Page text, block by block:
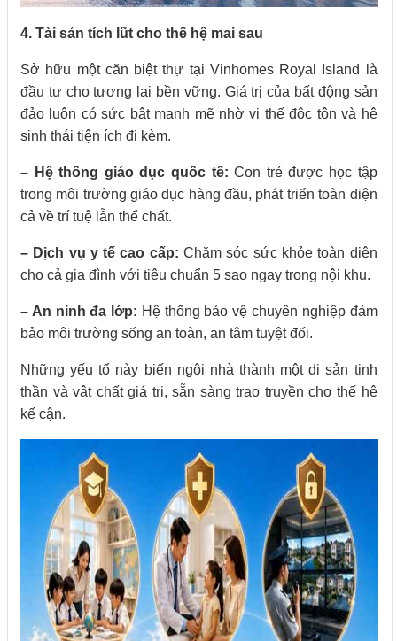
4. Tài sản tích lũt cho thế hệ mai sau
Sở hữu một căn biệt thự tại Vinhomes Royal Island là
đầu tư cho tương lai bền vững. Giá trị của bất động sản
đảo luôn có sức bật mạnh mẽ nhờ vị thế độc tôn và hệ
sinh thái tiện ích đi kèm.
– Hệ thống giáo dục quốc tế: Con trẻ được học tập
trong môi trường giáo dục hàng đầu, phát triển toàn diện
cả về trí tuệ lẫn thể chất.
– Dịch vụ y tế cao cấp: Chăm sóc sức khỏe toàn diện
cho cả gia đình với tiêu chuẩn 5 sao ngay trong nội khu.
– An ninh đa lớp: Hệ thống bảo vệ chuyên nghiệp đảm
bảo môi trường sống an toàn, an tâm tuyệt đối.
Những yếu tố này biến ngôi nhà thành một di sản tinh
thần và vật chất giá trị, sẵn sàng trao truyền cho thế hệ
kế cận.